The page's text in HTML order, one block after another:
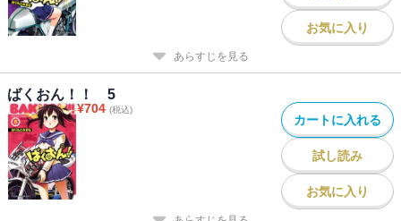
お気に入り
あらすじを見る
ばくおん！！ 5
¥704 (税込)
カートに入れる
試し読み
お気に入り